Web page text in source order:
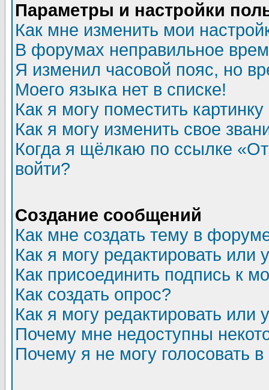
Параметры и настройки
Как мне изменить мои
В форумах неправильное
Я изменил часовой пояс, но
Моего языка нет в списке!
Как я могу поместить
Как я могу изменить свое
Когда я щёлкаю по ссылке
войти?
Создание сообщений
Как мне создать тему в
Как я могу редактировать или
Как присоединить подпись к
Как создать опрос?
Как я могу редактировать или
Почему мне недоступны
Почему я не могу голосовать